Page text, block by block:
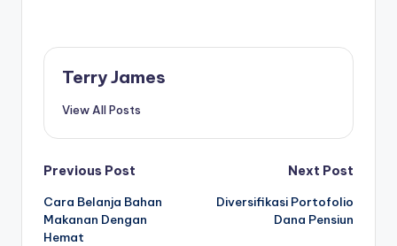
Terry James
View All Posts
Post
navigation
Previous Post
Cara Belanja Bahan
Makanan Dengan
Hemat
Next Post
Diversifikasi Portofolio
Dana Pensiun